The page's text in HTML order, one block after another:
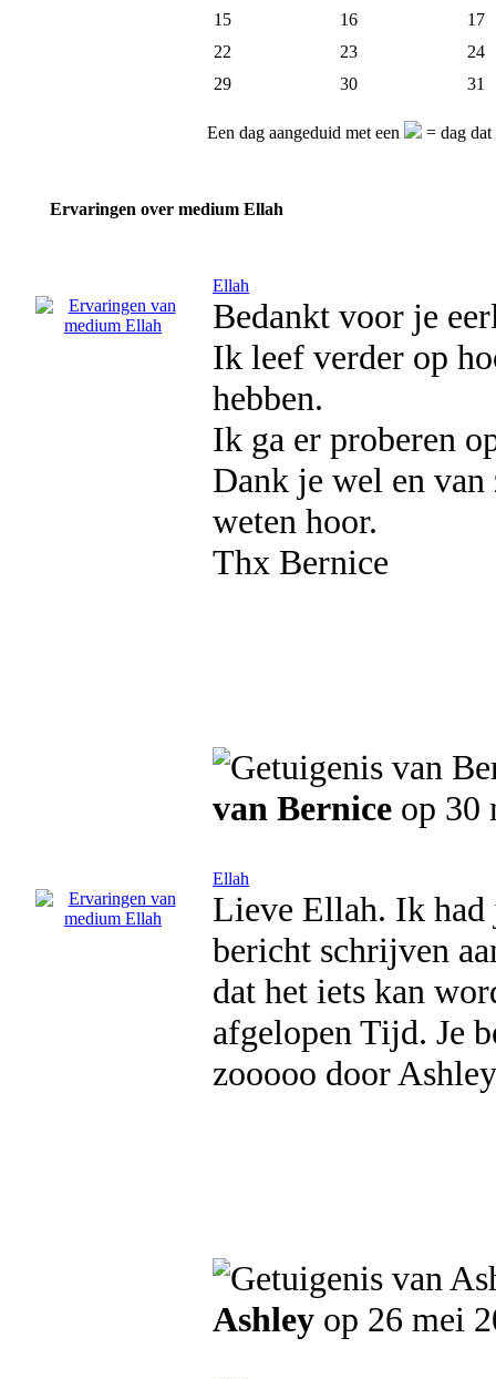
15
16
17
22
23
24
29
30 31
Een dag aangeduid met een = dag
Ervaringen over medium Ellah
Ellah
Bedankt voor je
Ik leef verder op
hebben.
Ik ga er proberen
Dank je wel en
weten hoor.
Thx Bernice
van Bernice op 30
Ellah
Lieve Ellah. Ik had
bericht schrijven
dat het iets kan
afgelopen Tijd. Je
zooooo door
Ashley op 26 mei